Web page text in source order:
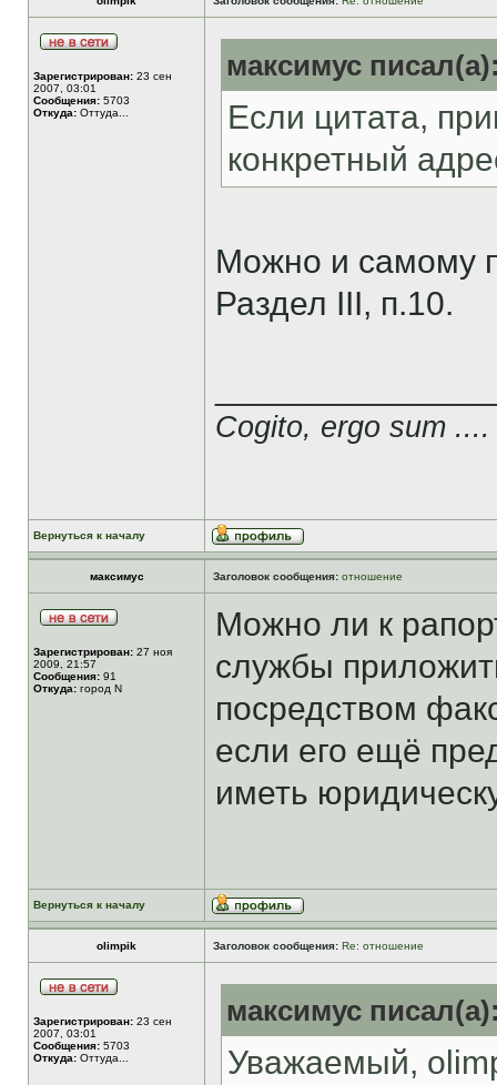
Зарегистрирован: 23 сен
2007, 03:01
Сообщения: 5703
Откуда: Оттуда...
максимус
Если цитата,
конкретный
Можно и самому
Раздел III, п.10.
Cogito, ergo sum ....
Вернуться к началу
максимус Заголовок сообщения: отношение
Зарегистрирован: 27 ноя
2009, 21:57
Сообщения: 91
Откуда: город N
Можно ли к
службы
посредством
если его ещё
иметь
Вернуться к началу
olimpik Заголовок сообщения: Re: отношение
Зарегистрирован: 23 сен
2007, 03:01
Сообщения: 5703
Откуда: Оттуда...
максимус
Уважаемый,